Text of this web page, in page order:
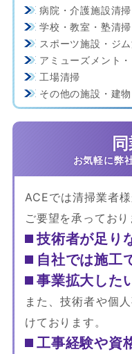
病院・介護施設清掃
学校・教室・塾清掃
スポーツ施設・ジ
アミューズメント
工場清掃
その他の施設・建物
ACEでは清掃業者
ご要望を承っており
技術者が足り
自社では施工
事業拡大した
また、技術者や個
けております。
工事経験や資